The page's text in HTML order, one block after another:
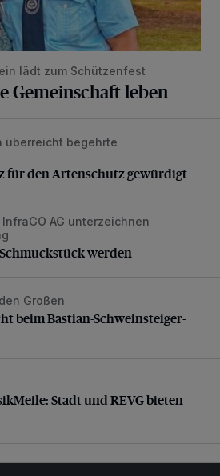
lädt zum Schützenfest
Gemeinschaft leben
den Artenschutz gewürdigt
überreicht begehrte
für den Artenschutz gewürdigt
werden
AG unterzeichnen
werden
beim Bastian-Schweinsteiger-
Großen
beim Bastian-Schweinsteiger-
Stadt und REVG bieten
Stadt und REVG bieten